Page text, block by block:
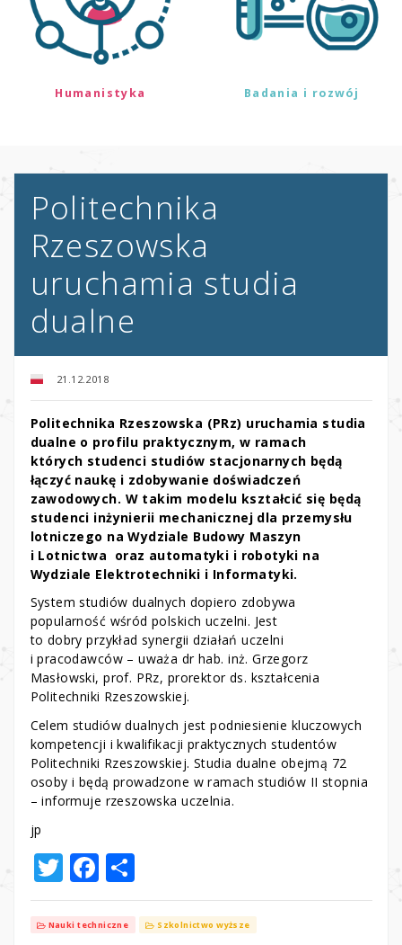
Humanistyka Badania i rozwój
Politechnika
Rzeszowska
uruchamia studia
dualne
21.12.2018
Politechnika Rzeszowska (PRz) uruchamia studia
dualne o profilu praktycznym, w ramach
których studenci studiów stacjonarnych będą
łączyć naukę i zdobywanie doświadczeń
zawodowych. W takim modelu kształcić się będą
studenci inżynierii mechanicznej dla przemysłu
lotniczego na Wydziale Budowy Maszyn
i Lotnictwa oraz automatyki i robotyki na
Wydziale Elektrotechniki i Informatyki.
System studiów dualnych dopiero zdobywa
popularność wśród polskich uczelni. Jest
to dobry przykład synergii działań uczelni
i pracodawców – uważa dr hab. inż. Grzegorz
Masłowski, prof. PRz, prorektor ds. kształcenia
Politechniki Rzeszowskiej.
Celem studiów dualnych jest podniesienie kluczowych
kompetencji i kwalifikacji praktycznych studentów
Politechniki Rzeszowskiej. Studia dualne obejmą 72
osoby i będą prowadzone w ramach studiów II stopnia
– informuje rzeszowska uczelnia.
jp
T
w
it
F
a
c
S
h
ar
Nauki techniczne Szkolnictwo wyższe